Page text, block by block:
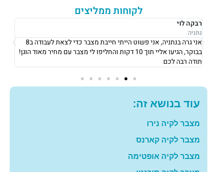
לקוחות ממליצים
רבקה לוי
נתניה
אני גרה בנתניה, אני פשוט הייתי חייבת מצבר כדי לצאת לעבודה ב8
בבוקר, הגיעו אליי תוך 10 דקות והחליפו לי מצבר עם מחיר מאוד הוגן!
תודה רבה לכם
עוד בנושא זה:
מצבר לקיה נירו
מצבר לקיה קארנס
מצבר לקיה אופטימה